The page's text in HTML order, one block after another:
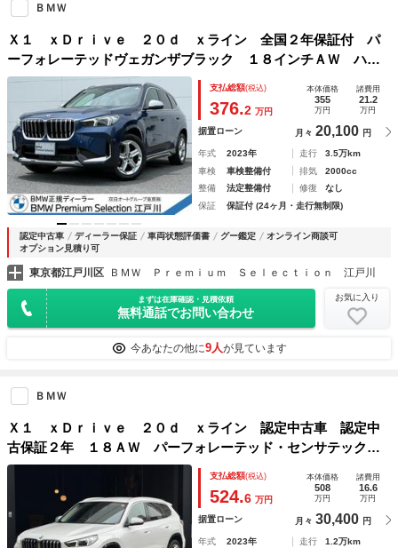
ＢＭＷ
Ｘ１ ｘＤｒｉｖｅ ２０ｄ ｘライン 全国２年保証付 パ
ーフォレーテッドヴェガンザブラック １８インチＡＷ ハン
ズオフアシスト ＡＣＣ 全周囲カメラ ＨＤＤナビ ＨＵ
Ｄ 車載ドライブレコーダー シートヒーター ＡｐｐｌｅＣ
ａｒＰｌａｙ
支払総額(税込)
376.2 万円
本体価格
355
万円
諸費用
21.2
万円
据置ローン 月々 20,100 円
年式 2023年 走行
3.5万km
車検
車検整備付 排気
2000cc
整備
法定整備付 修復
なし
保証
保証付 (24ヶ月・走行無制限)
認定中古車 ディーラー保証 車両状態評価書 グー鑑定
オンライン商談可
オプション見積り可
東京都江戸川区 ＢＭＷ Ｐｒｅｍｉｕｍ Ｓｅｌｅｃｔｉｏｎ 江戸川
まずは在庫確認・見積依頼
無料通話でお問い合わせ
お気に入り
今あなたの他に9人が見ています
ＢＭＷ
Ｘ１ ｘＤｒｉｖｅ ２０ｄ ｘライン 認定中古車 認定中
古保証２年 １８ＡＷ パーフォレーテッド・センサテック・
シート カーブドディスプレイ Ａｐｐｌｅｃａｒｐｌａｙ
マイルドハイブリッド シートヒーター 電動シート トップ
ビューカメラ
支払総額(税込)
524.6 万円
本体価格
508
万円
諸費用
16.6
万円
据置ローン 月々 30,400 円
年式 2023年 走行
1.2万km